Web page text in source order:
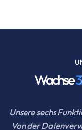
Wachse
Unsere sechs
Von der